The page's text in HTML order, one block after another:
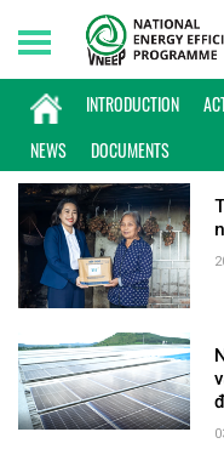
INTRODUCTION
NEWS
DOCUMENTS
Thursday, 06/08/2026 | 20:35